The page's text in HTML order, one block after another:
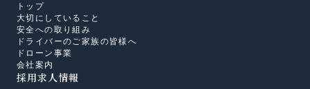
トップ
大切にしていること
安全への取り組み
ドライバーのご家族の皆様へ
ドローン事業
会社案内
採用求人情報